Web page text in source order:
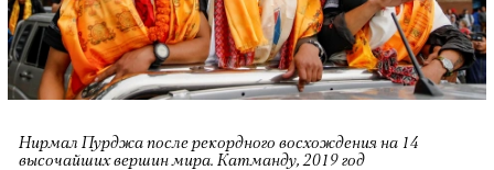
Нирмал Пурджа после рекордного восхождения на 14
высочайших вершин мира. Катманду, 2019 год